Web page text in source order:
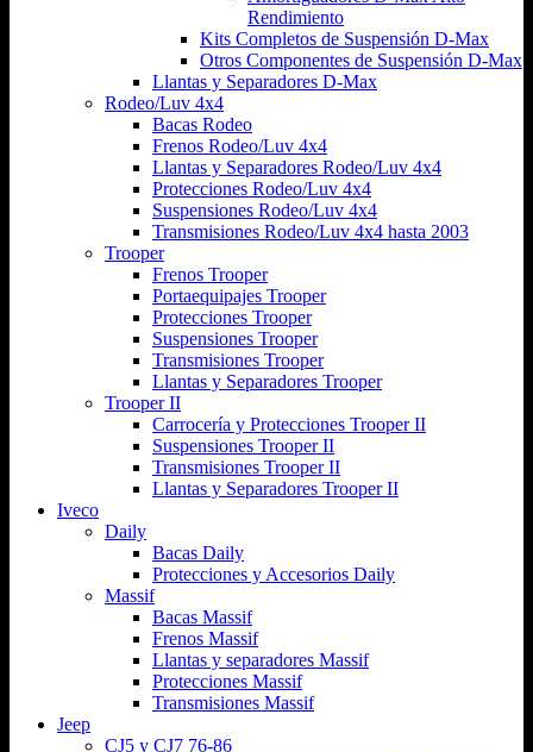
Rendimiento
Kits Completos de Suspensión D-Max
Otros Componentes de Suspensión D-Max
Llantas y Separadores D-Max
Rodeo/Luv 4x4
Bacas Rodeo
Frenos Rodeo/Luv 4x4
Llantas y Separadores Rodeo/Luv 4x4
Protecciones Rodeo/Luv 4x4
Suspensiones Rodeo/Luv 4x4
Transmisiones Rodeo/Luv 4x4 hasta 2003
Trooper
Frenos Trooper
Portaequipajes Trooper
Protecciones Trooper
Suspensiones Trooper
Transmisiones Trooper
Llantas y Separadores Trooper
Trooper II
Carrocería y Protecciones Trooper II
Suspensiones Trooper II
Transmisiones Trooper II
Llantas y Separadores Trooper II
Iveco
Daily
Bacas Daily
Protecciones y Accesorios Daily
Massif
Bacas Massif
Frenos Massif
Llantas y separadores Massif
Protecciones Massif
Transmisiones Massif
Jeep
CJ5 y CJ7 76-86